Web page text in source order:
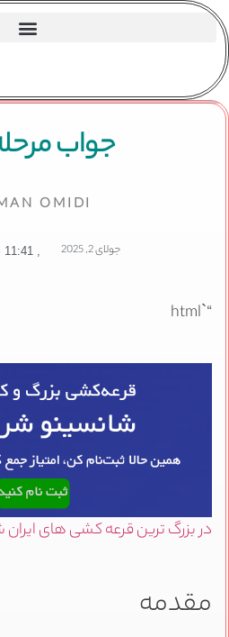
جواب مرحله
OMIDI
جولای 2, 2025 11:41 ق.ظ
“`html
در بزرگ ترین قرعه کشی های
مقدمه